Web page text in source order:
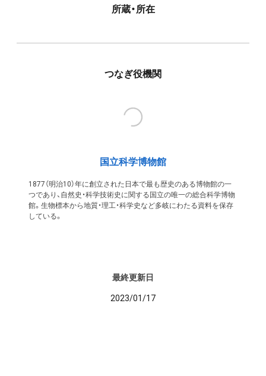
所蔵・所在
つなぎ役機関
国立科学博物館
1877（明治10）年に創立された日本で最も歴史のある博物館の一
つであり、自然史・科学技術史に関する国立の唯一の総合科学博物
館。生物標本から地質・理工・科学史など多岐にわたる資料を保存
している。
最終更新日
2023/01/17